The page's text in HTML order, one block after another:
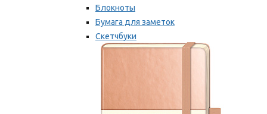
Блокноты
Бумага для заметок
Скетчбуки
Тетради